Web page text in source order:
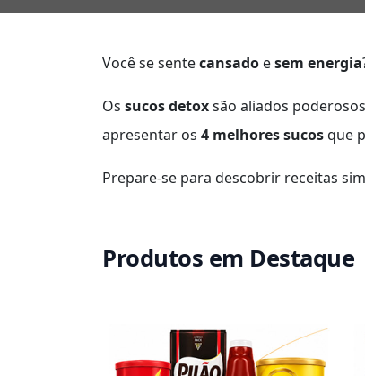
Você se sentecansado esem energia
Os sucos detoxsão aliados
apresentar os 4 melhores sucosque
Prepare-se para descobrir receitas
Produtos em Destaque